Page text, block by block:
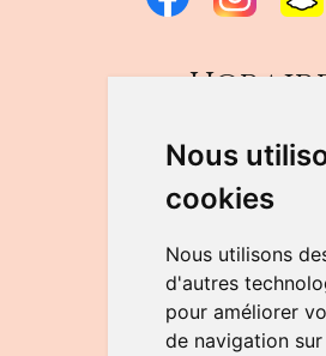
Nous
cookies
Nous utilisons
d'autres
pour améliorer
de navigation
DU LUNDI AU
de 9h à 12h30 et de
LE SAMEDI
de 9h à 12h30
NOUS